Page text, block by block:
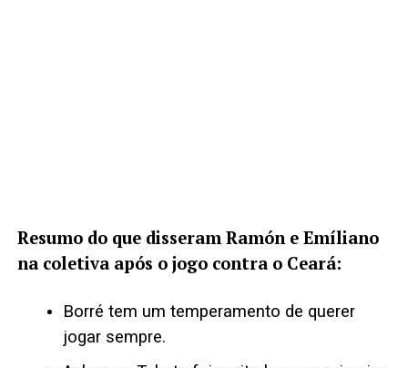
Resumo do que disseram Ramón e Emíliano
na coletiva após o jogo contra o Ceará:
Borré tem um temperamento de querer
jogar sempre.